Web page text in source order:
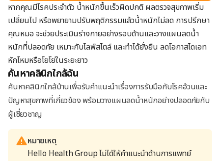
หากคุณมีโรคประจำตัว น้ำหนักขึ้นเร็วผิดปกติ ผลตรวจสุขภาพเริ่ม
เปลี่ยนไป หรือพยายามปรับพฤติกรรมแล้วน้ำหนักไม่ลด การปรึกษา
คุณหมอ จะช่วยประเมินร่างกายอย่างรอบด้านและวางแผนลดน้ำ
หนักที่ปลอดภัย เหมาะกับไลฟ์สไตล์ และทำได้ยั่งยืน ลดโอกาสไดเอท
หักโหมหรือโยโย่ในระยะยาว
ค้นหาคลินิกใกล้ฉัน
ค้นหาคลินิกใกล้บ้านเพื่อรับคำแนะนำเรื่องการรับมือกับโรคอ้วนและ
ปัญหาสุขภาพที่เกี่ยวข้อง พร้อมวางแผนลดน้ำหนักอย่างปลอดภัยกับ
ผู้เชี่ยวชาญ
หมายเหตุ
Hello Health Group ไม่ได้ให้คำแนะนำด้านการแพทย์